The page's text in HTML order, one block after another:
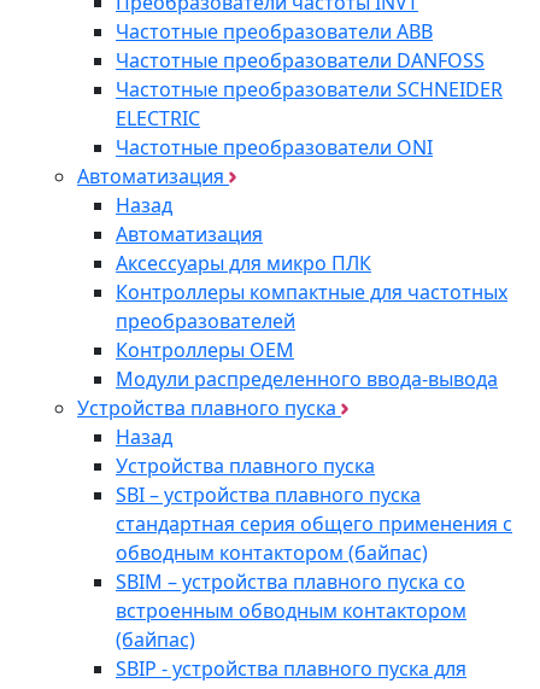
Частотные преобразователи ABB
Частотные преобразователи DANFOSS
Частотные преобразователи SCHNEIDER
ELECTRIC
Частотные преобразователи ONI
Автоматизация
Назад
Автоматизация
Аксессуары для микро ПЛК
Контроллеры компактные для частотных
преобразователей
Контроллеры ОЕМ
Модули распределенного ввода-вывода
Устройства плавного пуска
Назад
Устройства плавного пуска
SBI – устройства плавного пуска
стандартная серия общего применения с
обводным контактором (байпас)
SBIM – устройства плавного пуска со
встроенным обводным контактором
(байпас)
SBIP - устройства плавного пуска для